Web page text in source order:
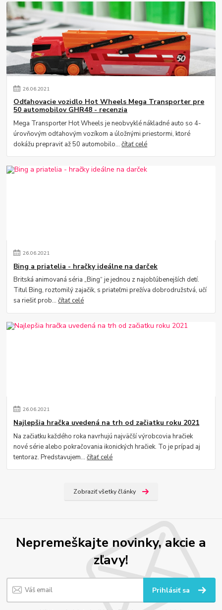
26.06.2021
Odťahovacie vozidlo Hot Wheels Mega Transporter pre
50 automobilov GHR48 - recenzia
Mega Transporter Hot Wheels je neobvyklé nákladné auto so 4-
úrovňovým odťahovým vozíkom a úložnými priestormi, ktoré
dokážu prepraviť až 50 automobilo...čítať celé
26.06.2021
Bing a priatelia - hračky ideálne na darček
Britská animovaná séria „Bing“ je jednou z najobľúbenejších detí.
Titul Bing, roztomilý zajačik, s priateľmi prežíva dobrodružstvá, učí
sa riešiť prob...čítať celé
26.06.2021
Najlepšia hračka uvedená na trh od začiatku roku 2021
Na začiatku každého roka navrhujú najväčší výrobcovia hračiek
nové série alebo pokračovania ikonických hračiek. To je prípad aj
tentoraz. Predstavujem...čítať celé
Zobraziť všetky články
Nepremeškajte novinky, akcie a
zľavy!
Prihlásiť sa